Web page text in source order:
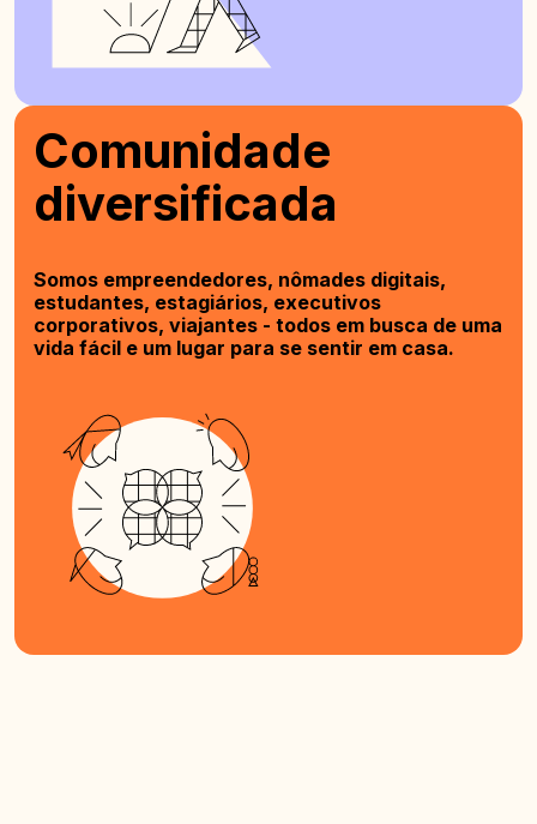
Comunidade
diversificada
Somos empreendedores, nômades digitais,
estudantes, estagiários, executivos
corporativos, viajantes - todos em busca de uma
vida fácil e um lugar para se sentir em casa.